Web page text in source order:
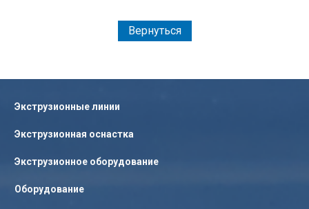
Вернуться
Экструзионные линии
Экструзионная оснастка
Экструзионное оборудование
Оборудование